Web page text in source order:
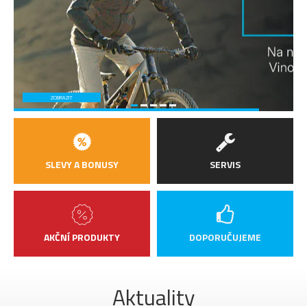
ZOBRAZIT
SLEVY A BONUSY
AKČNÍ PRODUKTY
SERVIS
DOPORUČUJEME
Aktuality